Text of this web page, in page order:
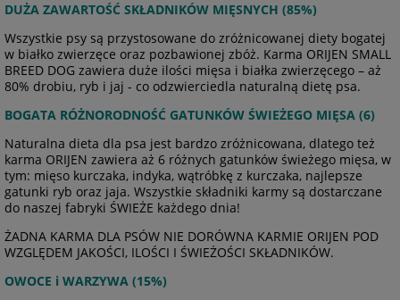
DUŻA ZAWARTOŚĆ SKŁADNIKÓW MIĘSNYCH (85%)
Wszystkie psy są przystosowane do zróżnicowanej diety bogatej
w białko zwierzęce oraz pozbawionej zbóż. Karma ORIJEN SMALL
BREED DOG zawiera duże ilości mięsa i białka zwierzęcego – aż
80% drobiu, ryb i jaj - co odzwierciedla naturalną dietę psa.
BOGATA RÓŻNORODNOŚĆ GATUNKÓW ŚWIEŻEGO MIĘSA (6)
Naturalna dieta dla psa jest bardzo zróżnicowana, dlatego też
karma ORIJEN zawiera aż 6 różnych gatunków świeżego mięsa, w
tym: mięso kurczaka, indyka, wątróbkę z kurczaka, najlepsze
gatunki ryb oraz jaja. Wszystkie składniki karmy są dostarczane
do naszej fabryki ŚWIEŻE każdego dnia!
ŻADNA KARMA DLA PSÓW NIE DORÓWNA KARMIE ORIJEN POD
WZGLĘDEM JAKOŚCI, ILOŚCI I ŚWIEŻOŚCI SKŁADNIKÓW.
OWOCE i WARZYWA (15%)